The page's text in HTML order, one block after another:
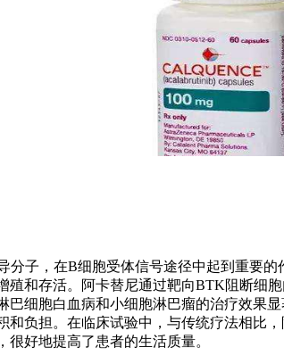
子，在B细胞受体信号途径中起到重要的
殖和存活。阿卡替尼通过靶向BTK阻断细
巴细胞白血病和小细胞淋巴瘤的治疗效果
和负担。在临床试验中，与传统疗法相比
很好地提高了患者的生活质量。